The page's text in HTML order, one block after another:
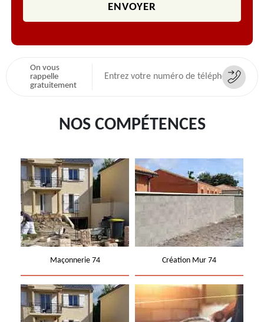
On vous
rappelle
gratuitement
NOS COMPÉTENCES
Maçonnerie 74 Création Mur 74